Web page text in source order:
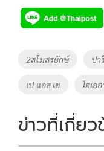
e
b
o
k
tt
er
p
y
Li
k
Tags
2สโมสรยักษ์ ปา
เป แอส เช ไฮเอ
ข่าวที่เกี่ย